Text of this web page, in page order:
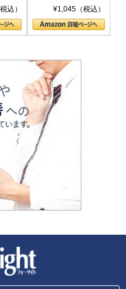
つ
込）
ル新書)¥1,045（税込）